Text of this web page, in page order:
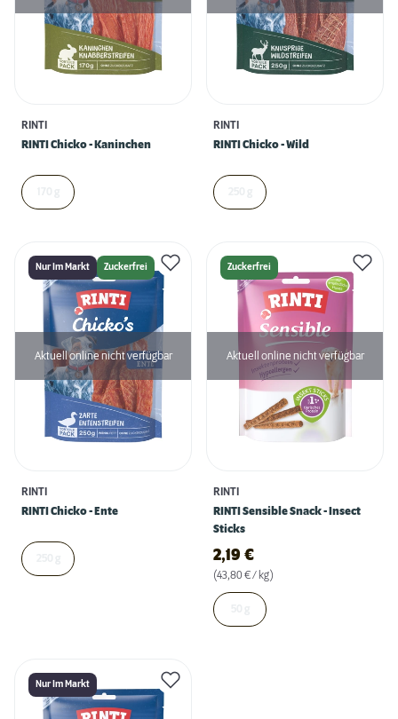
RINTI
RINTI Chicko - Kaninchen
RINTI
RINTI Chicko - Wild
Nur Im Markt Zuckerfrei
Aktuell online nicht verfügbar
RINTI
RINTI Chicko - Ente
Zuckerfrei
Aktuell online nicht verfügbar
RINTI
RINTI Sensible Snack - Insect
Sticks
2,19 €
(43,80 € / kg)
Nur Im Markt